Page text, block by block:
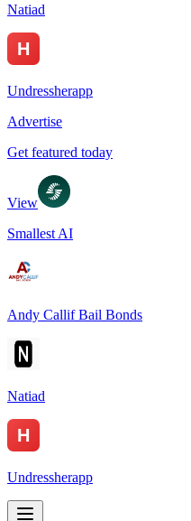
Natiad
Undressherapp
Advertise
Get featured today
View
Smallest AI
Andy Callif Bail Bonds
Natiad
Undressherapp